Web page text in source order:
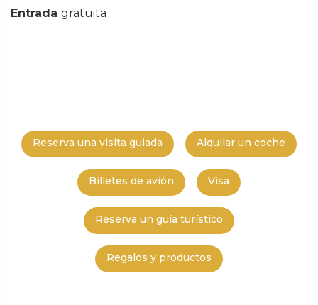
Entrada gratuita
Reserva una visita guiada Alquilar un coche
Billetes de avión Visa
Reserva un guía turístico
Regalos y productos